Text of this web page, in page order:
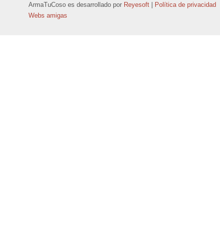
ArmaTuCoso es desarrollado por Reyesoft
Política de privacidad
Webs amigas